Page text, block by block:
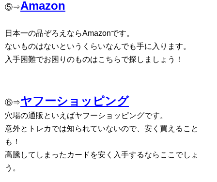
⑤⇒Amazon
日本一の品ぞろえならAmazonです。
ないものはないというくらいなんでも手に入ります。
入手困難でお困りのものはこちらで探しましょう！
⑥⇒ヤフーショッピング
穴場の通販といえばヤフーショッピングです。
意外とトレカでは知られていないので、安く買えること
も！
高騰してしまったカードを安く入手するならここでしょ
う。